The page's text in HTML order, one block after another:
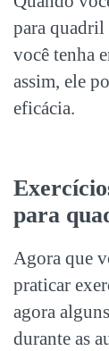
para quadril
você tenha
assim, ele
eficácia.
para
Agora que
praticar
agora
durante as